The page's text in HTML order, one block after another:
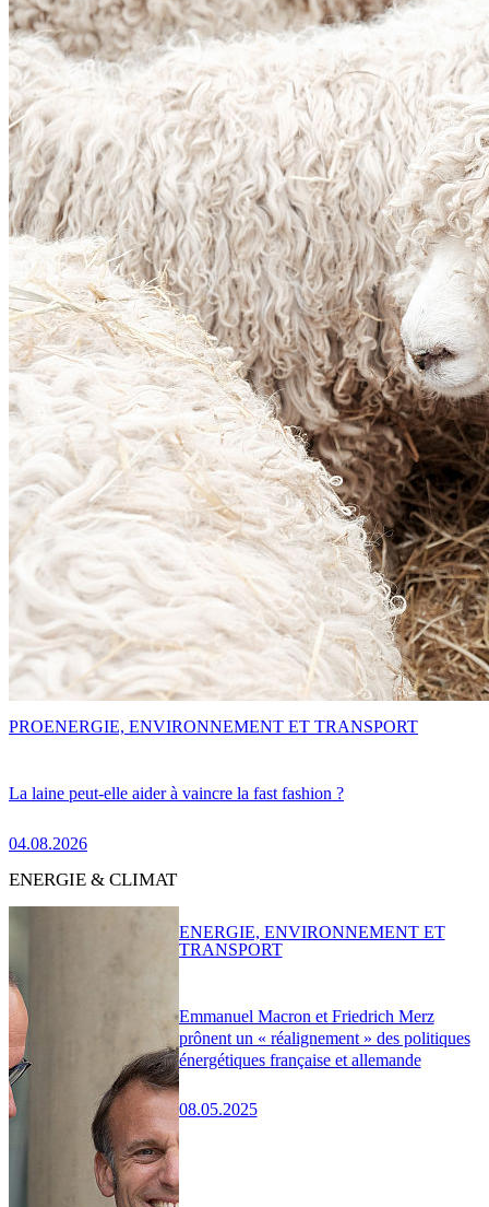
La laine peut-elle aider à vaincre la fast fashion ?
04.08.2026
PROENERGIE, ENVIRONNEMENT ET TRANSPORT
ENERGIE & CLIMAT
Emmanuel Macron et Friedrich Merz
prônent un « réalignement » des politiques
énergétiques française et allemande
08.05.2025
ENERGIE, ENVIRONNEMENT ET
TRANSPORT